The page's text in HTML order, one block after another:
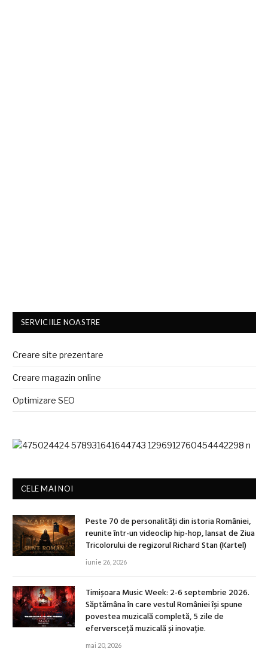
SERVICIILE NOASTRE
Creare site prezentare
Creare magazin online
Optimizare SEO
CELE MAI NOI
Peste 70 de personalități din istoria României,
reunite într-un videoclip hip-hop, lansat de Ziua
Tricolorului de regizorul Richard Stan (Kartel)
iunie 26, 2026
Timișoara Music Week: 2-6 septembrie 2026.
Săptămâna în care vestul României își spune
povestea muzicală completă, 5 zile de
eferversceță muzicală și inovație.
mai 20, 2026